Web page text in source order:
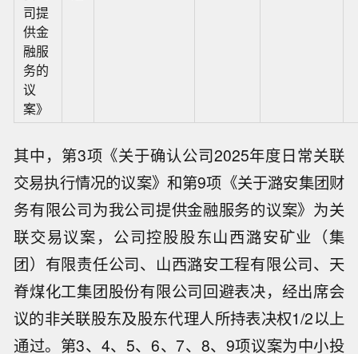
司提
供金
融服
务的
议
案》
其中，第3项《关于确认公司2025年度日常关联
交易执行情况的议案》和第9项《关于潞安集团财
务有限公司为我公司提供金融服务的议案》为关
联交易议案，公司控股股东山西潞安矿业（集
团）有限责任公司、山西潞安工程有限公司、天
脊煤化工集团股份有限公司回避表决，经出席会
议的非关联股东及股东代理人所持表决权1/2以上
通过。第3、4、5、6、7、8、9项议案为中小投